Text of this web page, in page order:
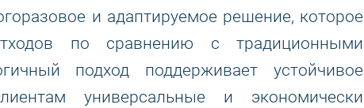
и адаптируемое решение, которое
по сравнению с традиционными
подход поддерживает устойчивое
универсальные и экономически